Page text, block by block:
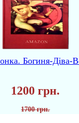
Богиня-Діва-
1200 грн.
1700 грн.